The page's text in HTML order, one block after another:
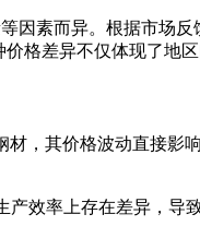
因素而异。根据市场
格差异不仅体现了地
材，其价格波动直接
效率上存在差异，